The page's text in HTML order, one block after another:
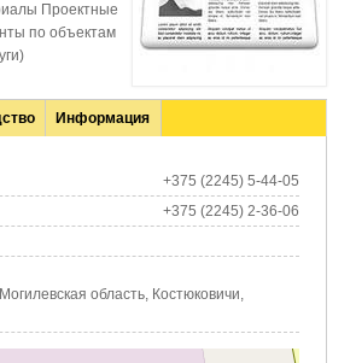
Проектные
по объектам
Информация
+375 (2245) 5-44-05
+375 (2245) 2-36-06
область, Костюковичи,